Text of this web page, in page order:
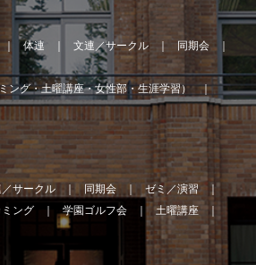
体連 文連／サークル
同期会
ング・土曜講座・女性部・生涯学習）
サークル 同期会
ゼミ／演習
ング 学園ゴルフ会
土曜講座